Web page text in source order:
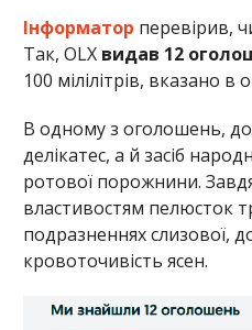
Інформатор перевірив,
Так, OLX видав 12
100 мілілітрів, вказано в
В одному з оголошень,
делікатес, а й засіб
ротової порожнини.
властивостям пелюсток
подразненнях слизової,
кровоточивість ясен.